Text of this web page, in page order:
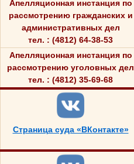
Апелляционная инстанция по
рассмотрению гражданских и
административных дел
тел. : (4812) 64-38-53
Апелляционная инстанция по
рассмотрению уголовных дел
тел. : (4812) 35-69-68
Страница суда «ВКонтакте»